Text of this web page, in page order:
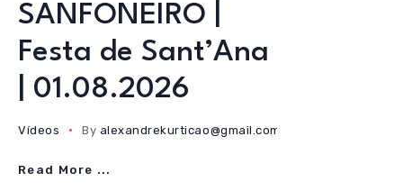
SANFONEIRO |
Festa de Sant’Ana
| 01.08.2026
Vídeos By alexandrekurticao@gmail.com
Read More ...